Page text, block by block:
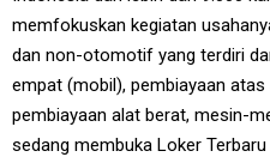
memfokuskan kegiatan
dan non-otomotif yang terdiri
empat (mobil), pembiayaan
pembiayaan alat berat, mesin-
sedang membuka Loker